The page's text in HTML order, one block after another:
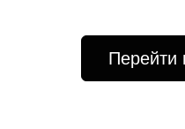
Перейти